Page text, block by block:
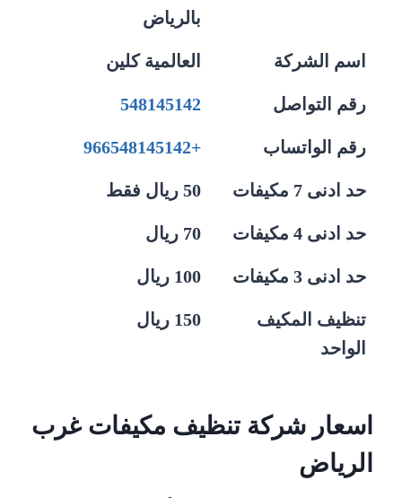
بالرياض
اسم الشركة العالمية كلين
رقم التواصل 548145142
رقم الواتساب +966548145142
حد ادنى 7 مكيفات 50 ريال فقط
حد ادنى 4 مكيفات 70 ريال
حد ادنى 3 مكيفات 100 ريال
تنظيف المكيف
الواحد
150 ريال
اسعار شركة تنظيف مكيفات غرب
الرياض